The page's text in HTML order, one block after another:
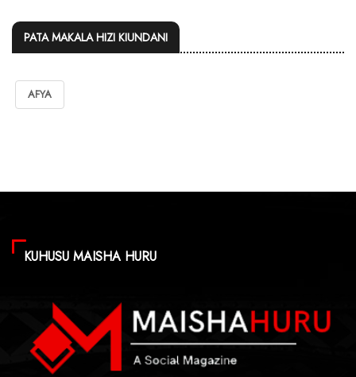
PATA MAKALA HIZI KIUNDANI
AFYA
KUHUSU MAISHA HURU